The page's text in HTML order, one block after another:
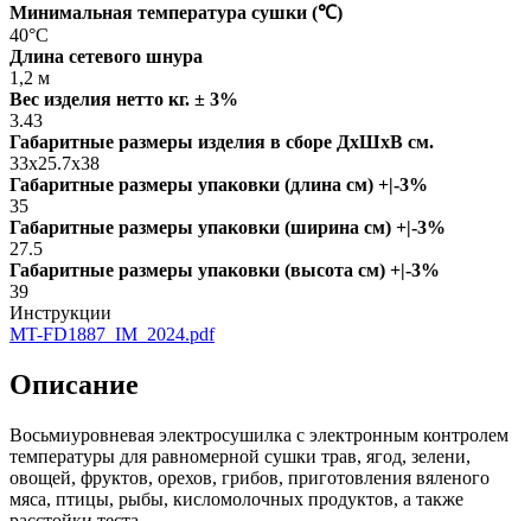
Минимальная температура сушки (℃)
40°C
Длина сетевого шнура
1,2 м
Вес изделия нетто кг. ± 3%
3.43
Габаритные размеры изделия в сборе ДxШxВ см.
33x25.7x38
Габаритные размеры упаковки (длина см) +|-3%
35
Габаритные размеры упаковки (ширина см) +|-3%
27.5
Габаритные размеры упаковки (высота см) +|-3%
39
Инструкции
MT-FD1887_IM_2024.pdf
Описание
Восьмиуровневая электросушилка c электронным контролем
температуры для равномерной сушки трав, ягод, зелени,
овощей, фруктов, орехов, грибов, приготовления вяленого
мяса, птицы, рыбы, кисломолочных продуктов, а также